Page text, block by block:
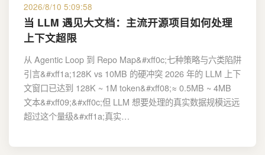
2026/8/10 5:09:58
当 LLM 遇见大文档：主流开源项目如何处理
上下文超限
从 Agentic Loop 到 Repo Map&#xff0c;七种策略与六类陷阱
引言&#xff1a;128K vs 10MB 的硬冲突 2026 年的 LLM 上下
文窗口已达到 128K ~ 1M token&#xff08;≈ 0.5MB ~ 4MB
文本&#xff09;&#xff0c;但 LLM 想要处理的真实数据规模远远
超过这个量级&#xff1a;真实…